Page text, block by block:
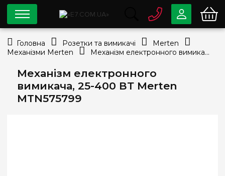
Механізм електронного
вимикача, 25-400 ВТ Merten
MTN575799
0 80033-63-07
info@e7.com.ua
044334-79-78
Viber Telegram
Головна Розетки та вимикачі
Merten
Механізми Merten
Механізм електронного вимикача, 25-400 ВТ Merten MTN575799